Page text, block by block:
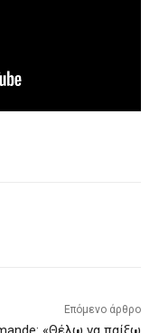
Επόμενο άρθρο